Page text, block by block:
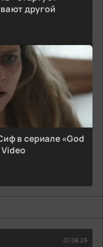
другой
в сериале «God
07.08.26